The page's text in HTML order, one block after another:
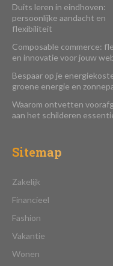
Duits leren in eindhoven:
persoonlijke aandacht en
flexibiliteit
Composable commerce:
en innovatie voor jouw
Bespaar op je
groene energie en
Waarom ontvetten
aan het schilderen
Sitemap
Zakelijk
Financieel
Fashion
Vakantie
Wonen